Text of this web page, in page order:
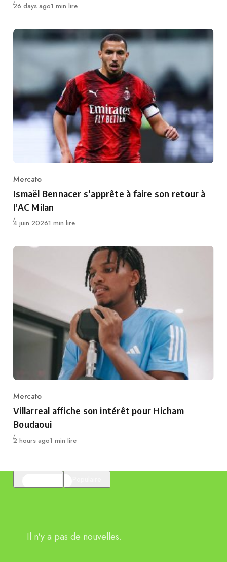
Publié
26 days ago1 min lire
Category
Mercato
Ismaël Bennacer s’apprête à faire son retour à
l’AC Milan
Publié
4 juin 20261 min lire
Category
Mercato
Villarreal affiche son intérêt pour Hicham
Boudaoui
Publié
2 hours ago1 min lire
Il n'y a pas de nouvelles.